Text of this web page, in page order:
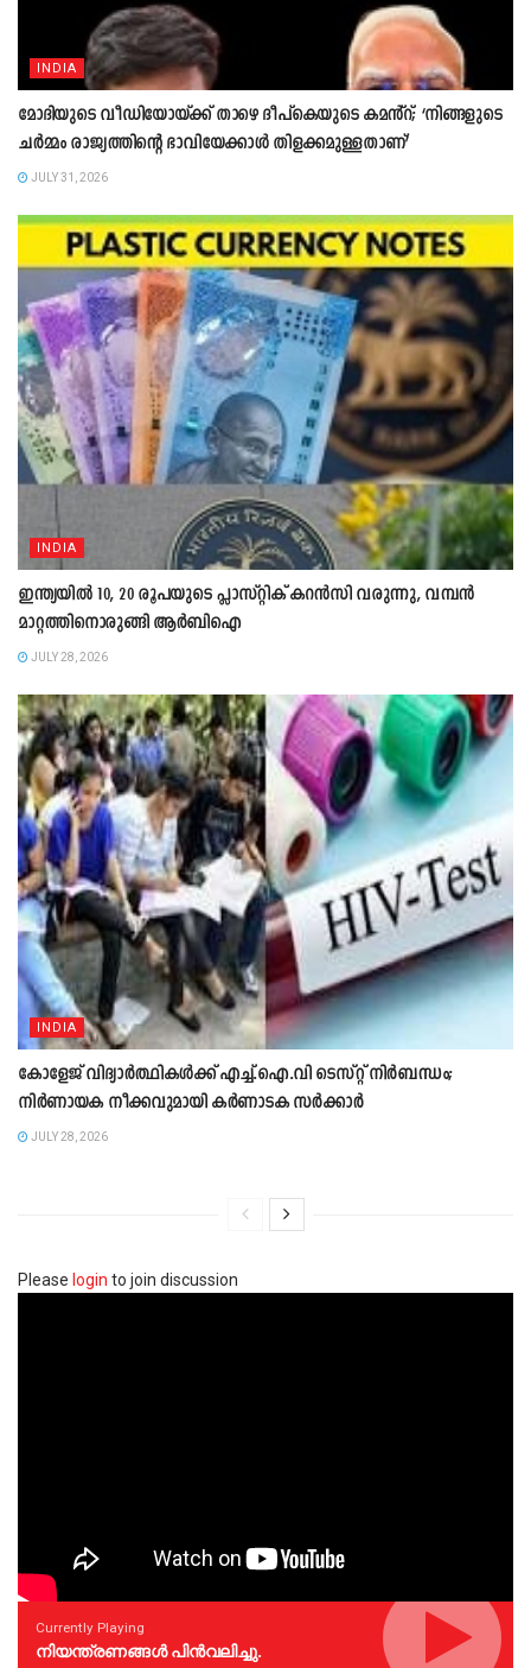
INDIA
മോദിയുടെ വീഡിയോയ്ക്ക് താഴെ ദീപ്കെയുടെ കമൻ്റ്; ‘നിങ്ങളുടെ
ചർമ്മം രാജ്യത്തിന്റെ ഭാവിയേക്കാൾ തിളക്കമുള്ളതാണ്’
JULY 31, 2026
INDIA
ഇന്ത്യയിൽ 10, 20 രൂപയുടെ പ്ലാസ്റ്റിക് കറൻസി വരുന്നു, വമ്പൻ
മാറ്റത്തിനൊരുങ്ങി ആർബിഐ
JULY 28, 2026
INDIA
കോളേജ് വിദ്യാർത്ഥികൾക്ക് എച്ച്.ഐ.വി ടെസ്റ്റ് നിർബന്ധം;
നി‍ർണായക നീക്കവുമായി കർണാടക സ‍ർക്ക‍ാർ
JULY 28, 2026
Please login to join discussion
Currently Playing
നിയന്ത്രണങ്ങള്‍ പിന്‍വലിച്ചു.